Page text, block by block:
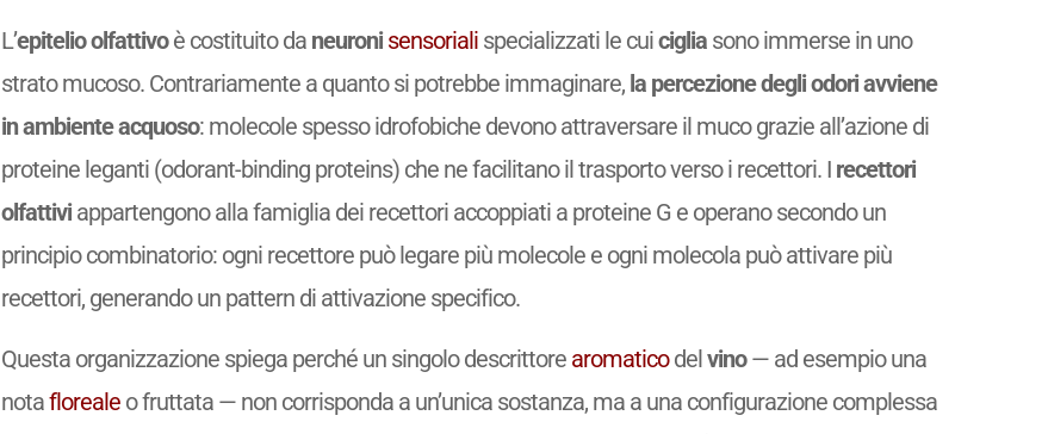
L’epitelio olfattivoè costituito daneuronisensorialispecializzati le cuicigliasono immerse in uno
strato mucoso. Contrariamente a quanto si potrebbe immaginare,la percezione degli odori avviene
in ambiente acquoso: molecole spesso idrofobiche devono attraversare il muco grazie all’azione di
proteine leganti (odorant-binding proteins) che ne facilitano il trasporto verso i recettori. I recettori
olfattiviappartengono alla famiglia dei recettori accoppiati a proteine G e operano secondo un
principio combinatorio: ogni recettore può legare più molecole e ogni molecola può attivare più
recettori, generando un pattern di attivazione specifico.
Questa organizzazione spiega perché un singolo descrittore aromaticodelvino— ad esempio una
notaflorealeo fruttata — non corrisponda a un’unica sostanza, ma a una configurazione complessa